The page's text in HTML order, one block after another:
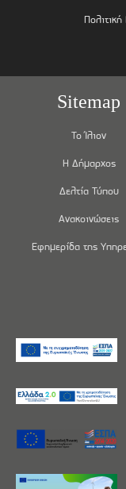
Sitemap
Το Ίλιον
Η Δήμαρχος
Δελτία Τύπου
Ανακοινώσεις
Εφημερίδα της